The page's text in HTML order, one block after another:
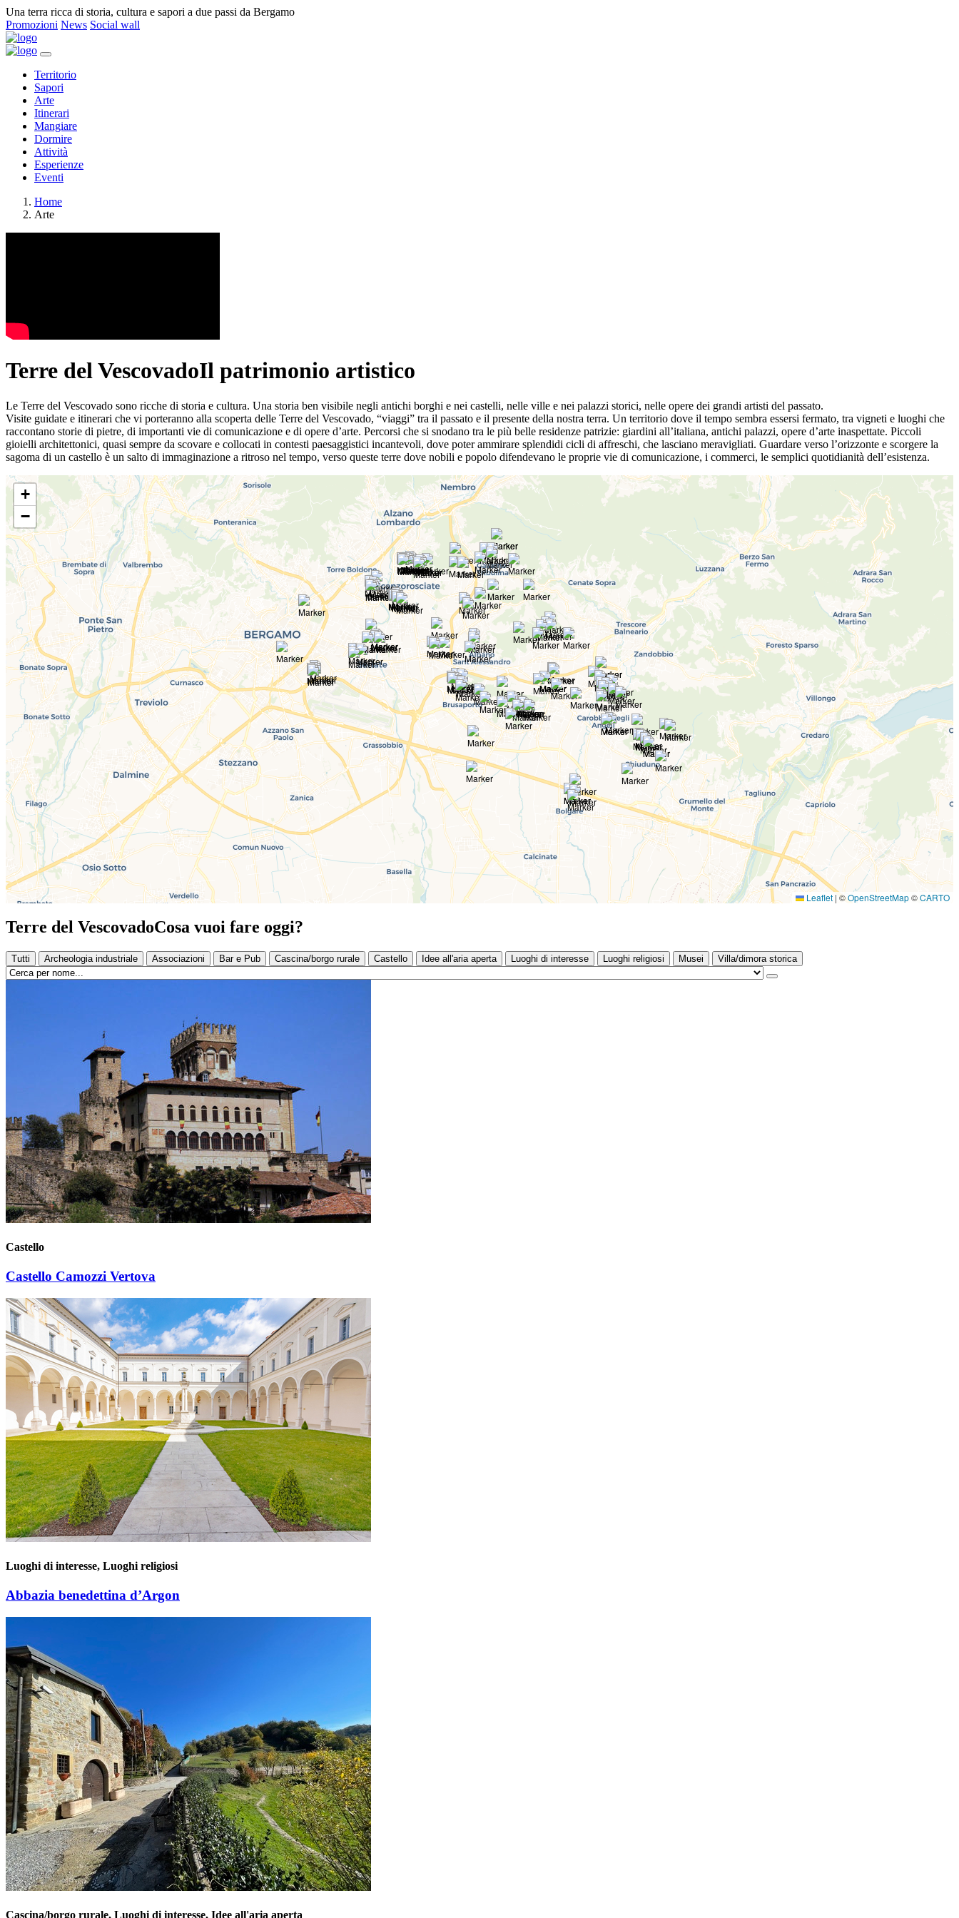
Una terra ricca di storia, cultura e sapori a due passi da Bergamo
Promozioni News Social wall
Territorio
Sapori
Arte
Itinerari
Mangiare
Dormire
Attività
Esperienze
Eventi
Home
Arte
Terre del VescovadoIl patrimonio artistico
Le Terre del Vescovado sono ricche di storia e cultura. Una storia ben visibile negli antichi borghi e nei castelli, nelle ville e nei palazzi storici, nelle opere dei grandi artisti del passato.
Visite guidate e itinerari che vi porteranno alla scoperta delle Terre del Vescovado, “viaggi” tra il passato e il presente della nostra terra. Un territorio dove il tempo sembra essersi fermato, tra vigneti e luoghi che
raccontano storie di pietre, di importanti vie di comunicazione e di opere d’arte. Percorsi che si snodano tra le più belle residenze patrizie: giardini all’italiana, antichi palazzi, opere d’arte inaspettate. Piccoli
gioielli architettonici, quasi sempre da scovare e collocati in contesti paesaggistici incantevoli, dove poter ammirare splendidi cicli di affreschi, che lasciano meravigliati. Guardare verso l’orizzonte e scorgere la
sagoma di un castello è un salto di immaginazione a ritroso nel tempo, verso queste terre dove nobili e popolo difendevano le proprie vie di comunicazione, i commerci, le semplici quotidianità dell’esistenza.
+
−
Leaflet | ©OpenStreetMap©CARTO
Terre del VescovadoCosa vuoi fare oggi?
Tutti Archeologia industriale Associazioni Bar e Pub Cascina/borgo rurale Castello Idee all'aria aperta Luoghi di interesse Luoghi religiosi Musei Villa/dimora storica
Castello
Castello Camozzi Vertova
Luoghi di interesse, Luoghi religiosi
Abbazia benedettina d’Argon
Cascina/borgo rurale, Luoghi di interesse, Idee all'aria aperta